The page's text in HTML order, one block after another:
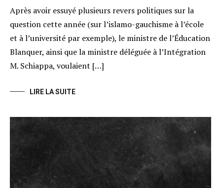
Après avoir essuyé plusieurs revers politiques sur la
question cette année (sur l’islamo-gauchisme à l’école
et à l’université par exemple), le ministre de l’Éducation
Blanquer, ainsi que la ministre déléguée à l’Intégration
M. Schiappa, voulaient […]
LIRE LA SUITE